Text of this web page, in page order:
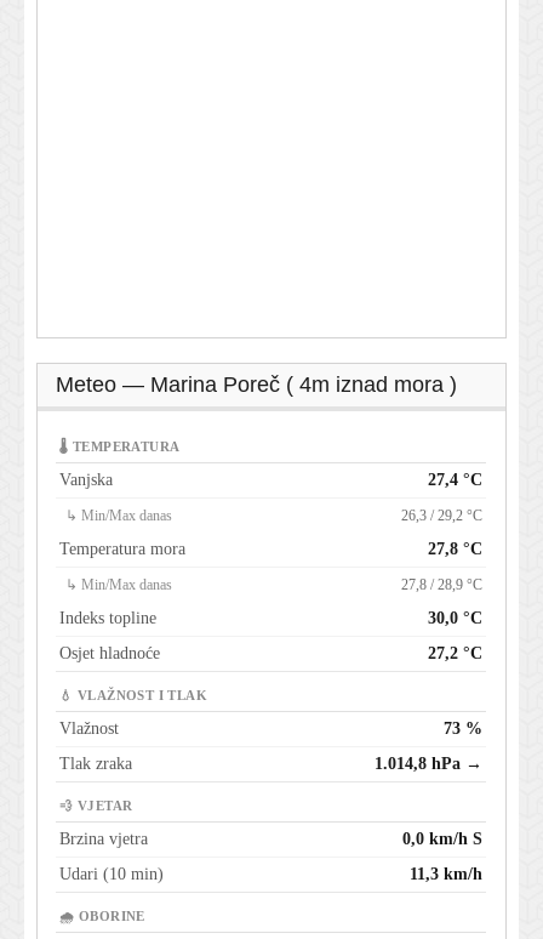
Meteo — Marina Poreč ( 4m iznad mora )
🌡 TEMPERATURA
Vanjska 27,4 °C
↳ Min/Max danas 26,3 / 29,2 °C
Temperatura mora 27,8 °C
↳ Min/Max danas 27,8 / 28,9 °C
Indeks topline
30,0 °C
Osjet hladnoće
27,2 °C
💧 VLAŽNOST I TLAK
Vlažnost
73 %
Tlak zraka
1.014,8 hPa →
💨 VJETAR
Brzina vjetra
0,0 km/h S
Udari (10 min)
11,3 km/h
🌧 OBORINE